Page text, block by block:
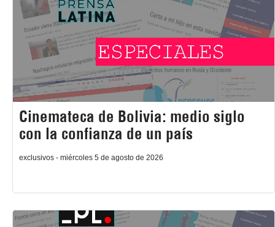
Cinemateca de Bolivia: medio siglo
con la confianza de un país
exclusivos - miércoles 5 de agosto de 2026